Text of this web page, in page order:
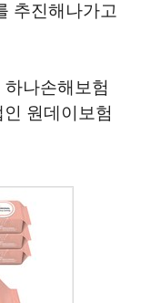
추진해나가고
나손해보험
원데이보험